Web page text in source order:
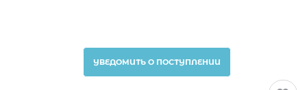
УВЕДОМИТЬ О ПОСТУПЛЕНИИ